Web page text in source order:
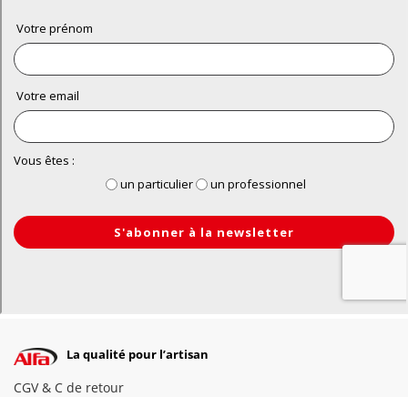
La qualité pour l’artisan
CGV & C de retour